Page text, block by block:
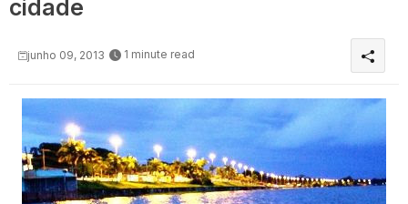
cidade
junho 09, 2013 1 minute read